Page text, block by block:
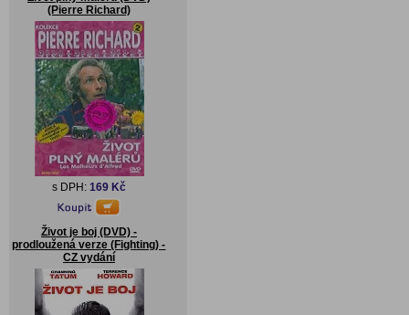
(Pierre Richard)
s DPH: 169 Kč
Život je boj (DVD) -
prodloužená verze (Fighting) -
CZ vydání